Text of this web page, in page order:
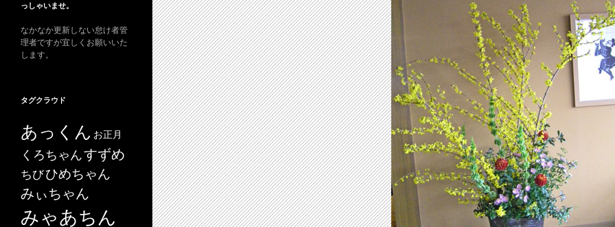
っしゃいませ。
なかなか更新しない怠け者管
理者ですが宜しくお願いいた
します。
タグクラウド
あっくん お正月
くろちゃんすずめ
ちびひめちゃん
みぃちゃん
みゃあちん